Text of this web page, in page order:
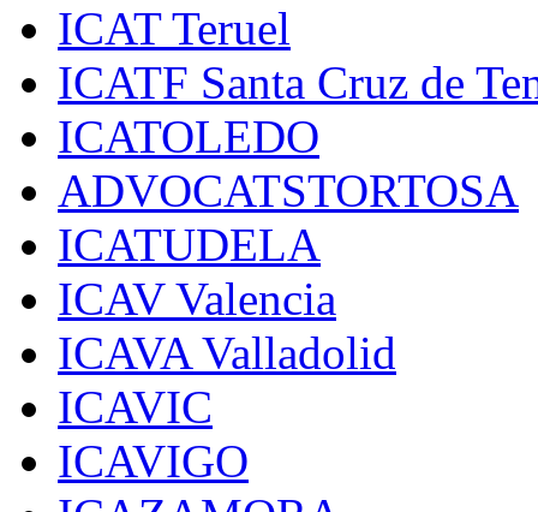
ICAT Teruel
ICATF Santa Cruz de
ICATOLEDO
ADVOCATSTORTOSA
ICATUDELA
ICAV Valencia
ICAVA Valladolid
ICAVIC
ICAVIGO